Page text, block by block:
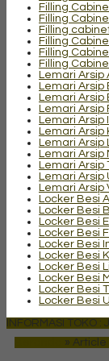
Filling
Filling
Filling
Filling
Filling
Filling
Lemari Arsip
Lemari Arsip
Lemari Arsip
Lemari Arsip
Lemari Arsip
Lemari Arsip
Lemari Arsip
Lemari Arsip
Lemari Arsip
Lemari Arsip
Lemari Arsip
Locker Besi
Locker Besi
Locker Besi
Locker Besi
Locker Besi
Locker Besi
Locker Besi
Locker Besi
Locker Besi
Locker Besi
INFORMASI
» Article